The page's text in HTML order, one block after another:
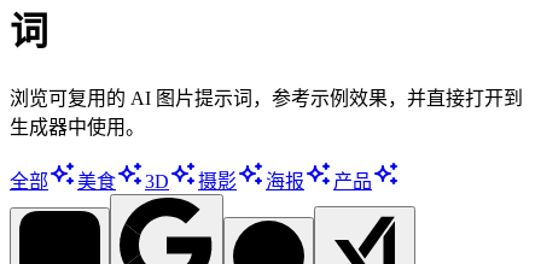
词
浏览可复用的 AI 图片提示词，参考示例效果，并直接打开到
生成器中使用。
全部 美食 3D 摄影 海报 产品